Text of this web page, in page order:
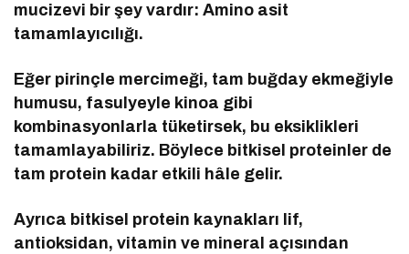
mucizevi bir şey vardır: Amino asit
tamamlayıcılığı.
Eğer pirinçle mercimeği, tam buğday ekmeğiyle
humusu, fasulyeyle kinoa gibi
kombinasyonlarla tüketirsek, bu eksiklikleri
tamamlayabiliriz. Böylece bitkisel proteinler de
tam protein kadar etkili hâle gelir.
Ayrıca bitkisel protein kaynakları lif,
antioksidan, vitamin ve mineral açısından